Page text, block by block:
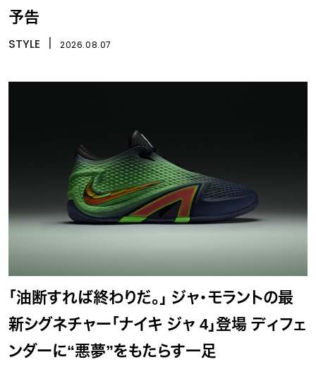
予告
STYLE 2026.08.07
「油断すれば終わりだ。」 ジャ・モラントの最
新シグネチャー「ナイキ ジャ 4」登場 ディフェ
ンダーに“悪夢”をもたらす一足